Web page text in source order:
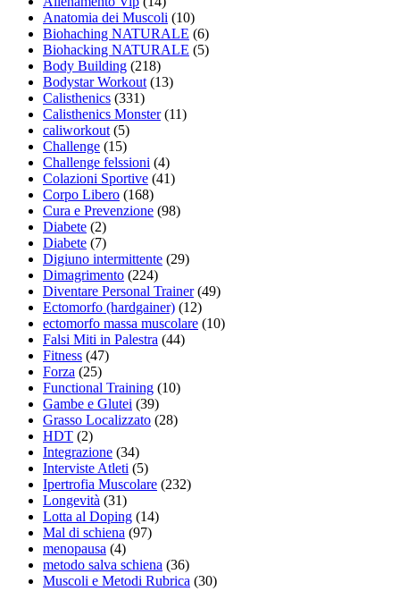
Anatomia dei Muscoli (10)
Biohaching NATURALE (6)
Biohacking NATURALE (5)
Body Building (218)
Bodystar Workout(13)
Calisthenics (331)
Calisthenics Monster(11)
caliworkout(5)
Challenge (15)
Challenge felssioni (4)
Colazioni Sportive (41)
Corpo Libero (168)
Cura e Prevenzione (98)
Diabete (2)
Diabete (7)
Digiuno intermittente (29)
Dimagrimento (224)
Diventare Personal Trainer(49)
Ectomorfo (hardgainer) (12)
ectomorfo massa muscolare (10)
Falsi Miti in Palestra (44)
Fitness (47)
Forza (25)
Functional Training (10)
Gambe e Glutei (39)
Grasso Localizzato (28)
HDT (2)
Integrazione (34)
Interviste Atleti (5)
Ipertrofia Muscolare (232)
Longevità (31)
Lotta al Doping (14)
Mal di schiena (97)
menopausa (4)
metodo salva schiena (36)
Muscoli e Metodi Rubrica (30)